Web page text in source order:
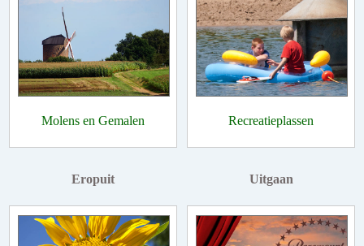
Molens en Gemalen Recreatieplassen
Eropuit Uitgaan